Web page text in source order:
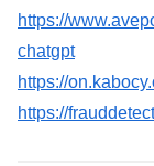
https://
chatgpt
https://
https://